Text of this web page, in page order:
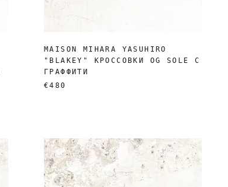
MAISON MIHARA YASUHIRO
"BLAKEY" КРОССОВКИ OG SOLE С
ГРАФФИТИ
€480